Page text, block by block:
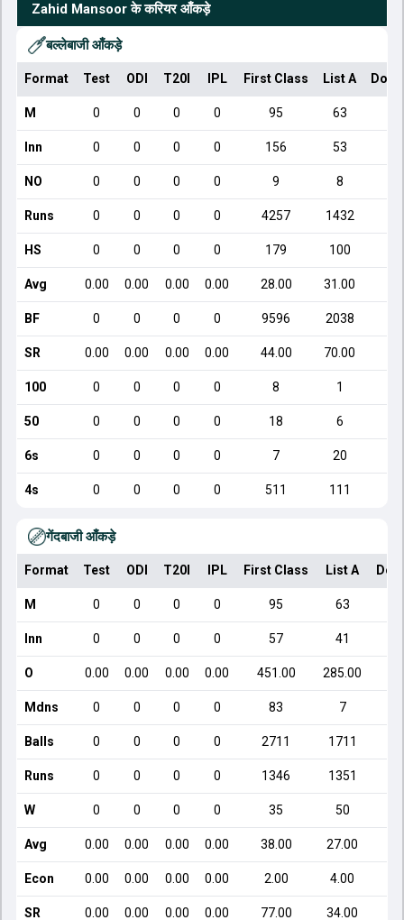
Zahid Mansoor के करियर आँकड़े
बल्लेबाजी आँकड़े
Format Test ODI T20I IPL First Class List A
M 0 0 0 0 95 63
Inn 0 0 0 0 156 53
NO 0 0 0 0 9 8
Runs 0 0 0 0 4257 1432
HS 0 0 0 0 179 100
Avg 0.00 0.00 0.00 0.00 28.00 31.00
BF 0 0 0 0 9596 2038
SR 0.00 0.00 0.00 0.00 44.00 70.00
100 0 0 0 0 8 1
50 0 0 0 0 18 6
6s 0 0 0 0 7 20
4s 0 0 0 0 511 111
गेंदबाजी आँकड़े
Format Test ODI T20I IPL First Class List A
M 0 0 0 0 95 63
Inn 0 0 0 0 57 41
O 0.00 0.00 0.00 0.00 451.00 285.00
Mdns 0 0 0 0 83 7
Balls 0 0 0 0 2711 1711
Runs 0 0 0 0 1346 1351
W 0 0 0 0 35 50
Avg 0.00 0.00 0.00 0.00 38.00 27.00
Econ 0.00 0.00 0.00 0.00 2.00 4.00
SR 0.00 0.00 0.00 0.00 77.00 34.00